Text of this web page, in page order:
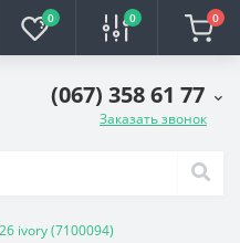
0 0 0
(067) 358 61 77
Заказать звонок
ivory (7100094)